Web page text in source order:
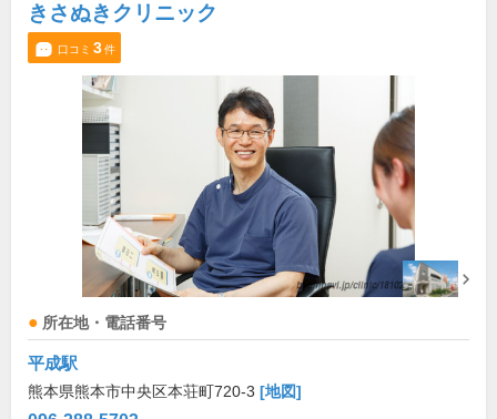
きさぬきクリニック
口コミ 3件
所在地・電話番号
平成駅
熊本県熊本市中央区本荘町720-3 [地図]